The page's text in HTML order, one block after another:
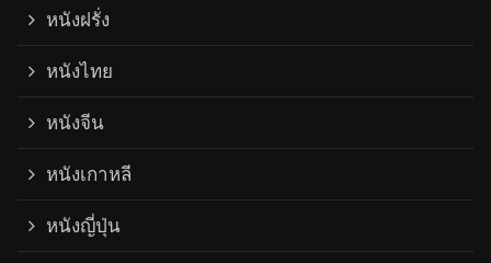
หนังฝรั่ง
หนังไทย
หนังจีน
หนังเกาหลี
หนังญี่ปุ่น